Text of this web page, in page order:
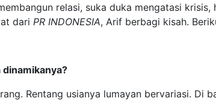
relasi, suka duka mengatasi krisis,
dari PR INDONESIA, Arif berbagi kisah.
Rentang usianya lumayan bervariasi. Di